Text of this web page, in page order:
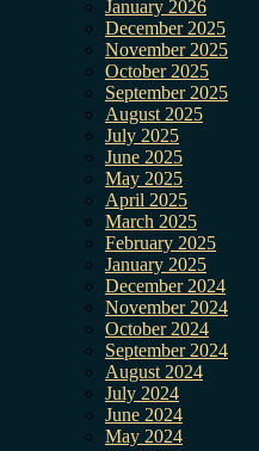
January 2026
December 2025
November 2025
October 2025
September 2025
August 2025
July 2025
June 2025
May 2025
April 2025
March 2025
February 2025
January 2025
December 2024
November 2024
October 2024
September 2024
August 2024
July 2024
June 2024
May 2024